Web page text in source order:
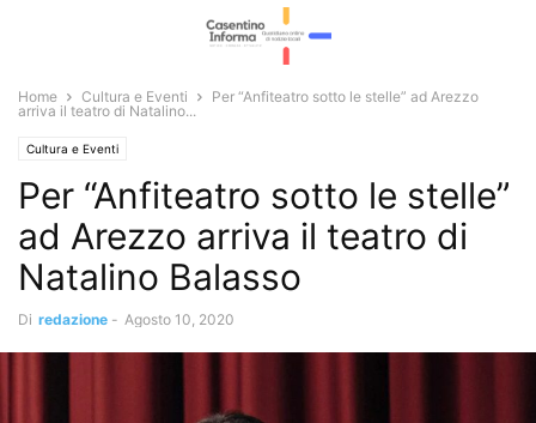
Home Cultura e Eventi
Per “Anfiteatro sotto le stelle” ad Arezzo
arriva il teatro di Natalino...
Cultura e Eventi
Per “Anfiteatro sotto le stelle”
ad Arezzo arriva il teatro di
Natalino Balasso
Di redazione - Agosto 10, 2020